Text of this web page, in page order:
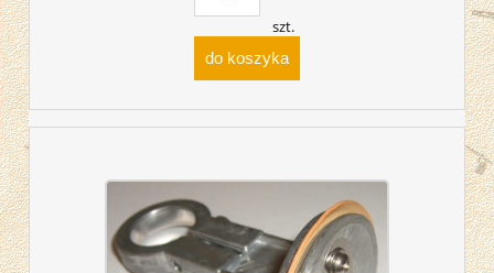
szt.
do koszyka